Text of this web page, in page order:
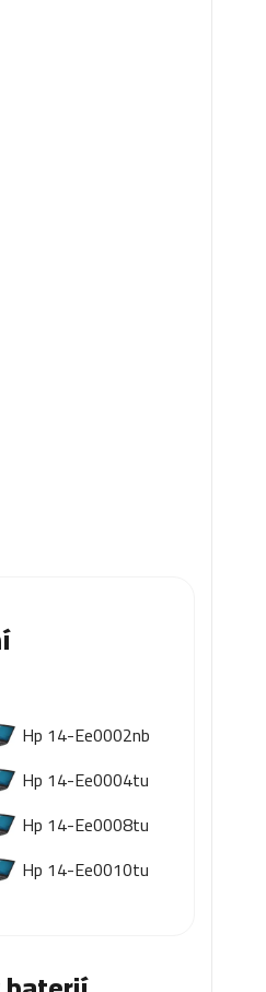
Hp 14-Ee0002nb
Hp 14-Ee0004tu
Hp 14-Ee0008tu
Hp 14-Ee0010tu